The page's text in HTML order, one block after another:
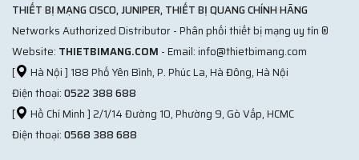
THIẾT BỊ MẠNG CISCO, JUNIPER, THIẾT BỊ QUANG CHÍNH HÃNG
Networks Authorized Distributor - Phân phối thiết bị mạng uy tín ®
Website: THIETBIMANG.COM - Email: info@thietbimang.com
[
Hà Nội ] 188 Phố Yên Bình, P. Phúc La, Hà Đông, Hà Nội
Điện thoại:0522 388 688
[
Hồ Chí Minh ] 2/1/14 Đường 10, Phường 9, Gò Vấp, HCMC
Điện thoại:0568 388 688